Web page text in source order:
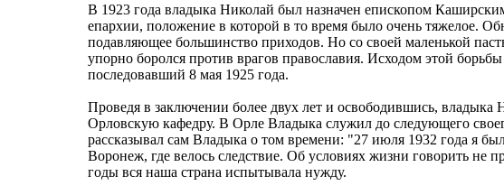
В 1923 года владыка Николай был назначен епископом
епархии, положение в которой в то время было очень тяжелое.
подавляющее большинство приходов. Но со своей маленькой
упорно боролся против врагов православия. Исходом этой
последовавший 8 мая 1925 года.
Проведя в заключении более двух лет и освободившись, владыка
Орловскую кафедру. В Орле Владыка служил до следующего
рассказывал сам Владыка о том времени: "27 июля 1932 года я
Воронеж, где велось следствие. Об условиях жизни говорить не
годы вся наша страна испытывала нужду.